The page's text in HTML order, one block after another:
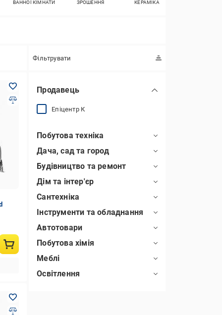
ВАННОЇ КІМНАТИ
ЗРОШЕННЯ
КЕРАМІКА
Фільтрувати
Продавець
Епіцентр К
Побутова техніка
Дача, сад та город
Будівництво та ремонт
Дім та інтер'єр
Сантехніка
Інструменти та обладнання
Автотовари
Побутова хімія
Меблі
Освітлення